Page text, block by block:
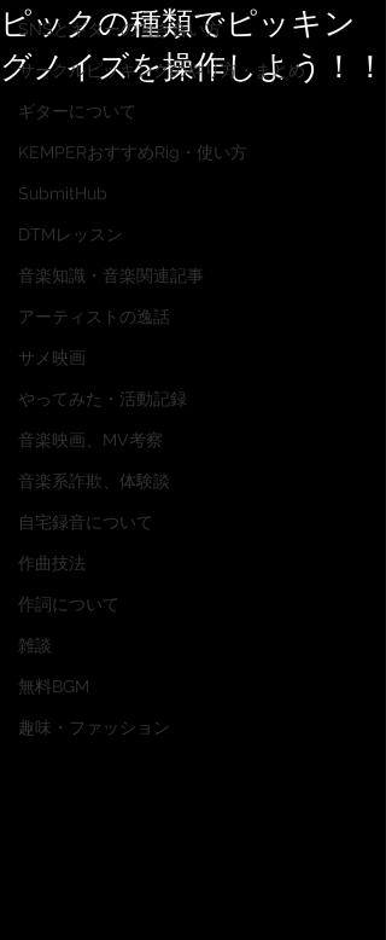
SNSとギターの向き合い方
サークルピッキングのやり方・まとめ
ギターについて
KEMPERおすすめRig・使い方
SubmitHub
DTMレッスン
音楽知識・音楽関連記事
アーティストの逸話
サメ映画
やってみた・活動記録
音楽映画、MV考察
音楽系詐欺、体験談
自宅録音について
作曲技法
作詞について
雑談
無料BGM
趣味・ファッション
ピックの種類でピッキン
グノイズを操作しよう！！